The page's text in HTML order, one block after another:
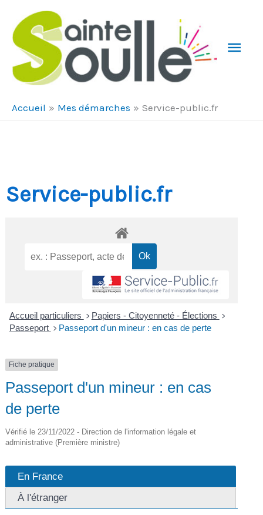
Accueil Mes démarches Service-public.fr
Service-public.fr
Accueil particuliers > Papiers - Citoyenneté - Élections >
Passeport > Passeport d'un mineur : en cas de perte
Fiche pratique
Passeport d'un mineur : en cas
de perte
Vérifié le 23/11/2022 - Direction de l'information légale et
administrative (Première ministre)
En France
À l'étranger